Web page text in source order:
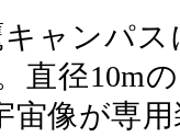
ャンパス
直径10m
宙像が専